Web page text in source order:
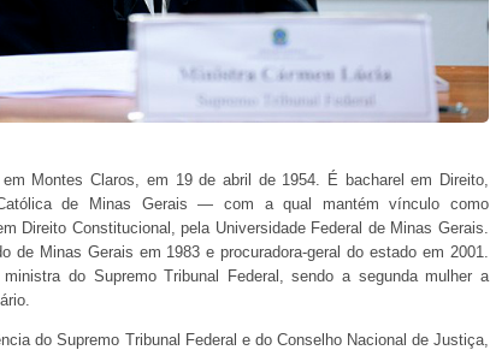
Montes Claros, em 19 de abril de 1954. É bacharel em Direito,
de Minas Gerais — com a qual mantém vínculo como
Direito Constitucional, pela Universidade Federal de Minas Gerais.
de Minas Gerais em 1983 e procuradora-geral do estado em 2001.
do Supremo Tribunal Federal, sendo a segunda mulher a
do Supremo Tribunal Federal e do Conselho Nacional de Justiça,